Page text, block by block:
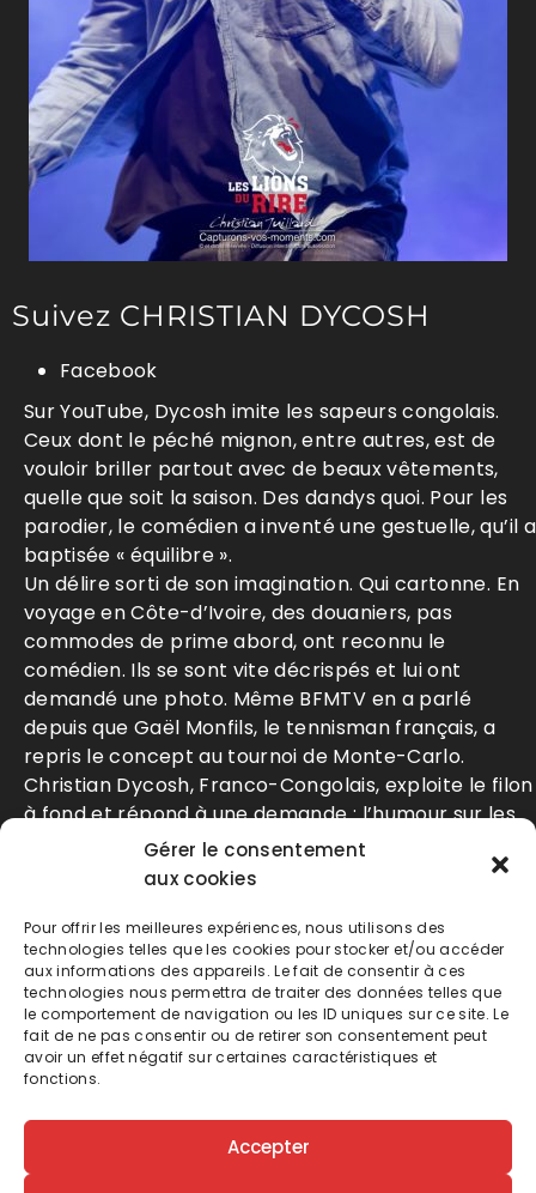
Gérer le consentement
aux cookies
Pour offrir les meilleures expériences, nous utilisons des
technologies telles que les cookies pour stocker et/ou accéder
aux informations des appareils. Le fait de consentir à ces
technologies nous permettra de traiter des données telles que
le comportement de navigation ou les ID uniques sur ce site. Le
fait de ne pas consentir ou de retirer son consentement peut
avoir un effet négatif sur certaines caractéristiques et
fonctions.
Accepter
Suivez CHRISTIAN DYCOSH
Facebook
Sur YouTube, Dycosh imite les sapeurs congolais.
Ceux dont le péché mignon, entre autres, est de
vouloir briller partout avec de beaux vêtements,
quelle que soit la saison. Des dandys quoi. Pour les
parodier, le comédien a inventé une gestuelle, qu’il a
baptisée « équilibre ».
Un délire sorti de son imagination. Qui cartonne. En
voyage en Côte-d’Ivoire, des douaniers, pas
commodes de prime abord, ont reconnu le
comédien. Ils se sont vite décrispés et lui ont
demandé une photo. Même BFMTV en a parlé
depuis que Gaël Monfils, le tennisman français, a
repris le concept au tournoi de Monte-Carlo.
Christian Dycosh, Franco-Congolais, exploite le filon
à fond et répond à une demande : l’humour sur les
minorités, pratiqué par des gens qui savent de quoi
ils parlent et jouer sur les détails. L’humour de la
Instagramet ne ratez aucune